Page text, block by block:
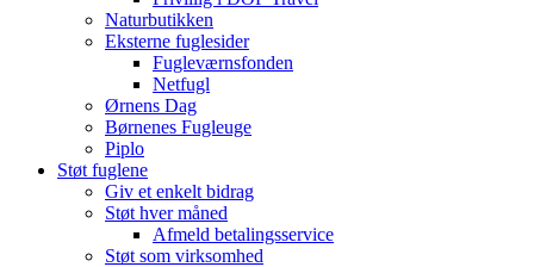
Naturbutikken
Eksterne fuglesider
Fugleværnsfonden
Netfugl
Ørnens Dag
Børnenes Fugleuge
Piplo
Støt fuglene
Giv et enkelt bidrag
Støt hver måned
Afmeld betalingsservice
Støt som virksomhed